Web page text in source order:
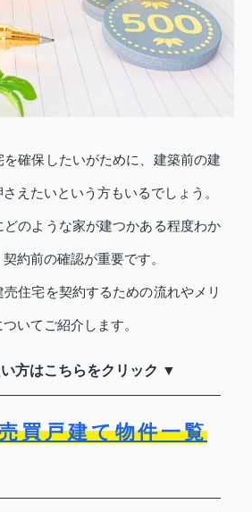
確保したいがために、建築前の建
えたいという方もいるでしょう。
のような家が建つかある程度わか
約前の確認が重要です。
住宅を契約するための流れやメリ
いてご紹介します。
方はこちらをクリック ▼
買戸建て物件一覧